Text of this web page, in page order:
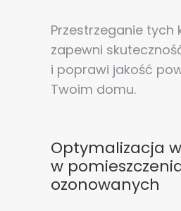
Przestrzeganie tych
zapewni
i poprawi jakość
Twoim domu.
Optymalizacja
w
ozonowanych